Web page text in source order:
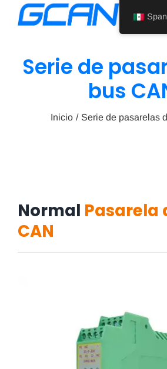
Inicio
Póngase en contacto con nosotros
Serie de
bus
Inicio Serie de pasarelas
Normal Pasarela
CAN